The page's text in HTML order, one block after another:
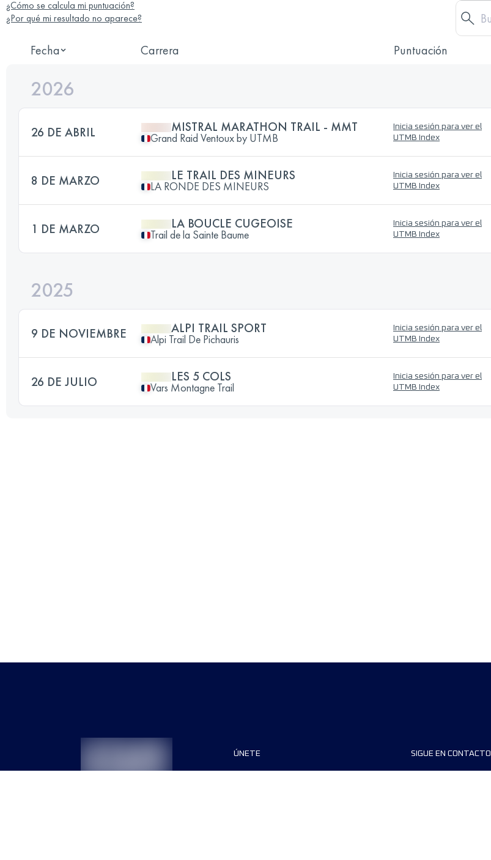
¿Cómo se calcula mi puntuación?
¿Por qué mi resultado no aparece?
Fecha Carrera Puntuación
2026
26 DE ABRIL MISTRAL MARATHON TRAIL - MMT
Grand Raid Ventoux by UTMB
Inicia sesión para ver el
UTMB Index
8 DE MARZO LE TRAIL DES MINEURS
LA RONDE DES MINEURS
Inicia sesión para ver el
UTMB Index
1 DE MARZO LA BOUCLE CUGEOISE
Trail de la Sainte Baume
Inicia sesión para ver el
UTMB Index
2025
9 DE NOVIEMBRE ALPI TRAIL SPORT
Alpi Trail De Pichauris
Inicia sesión para ver el
UTMB Index
26 DE JULIO LES 5 COLS
Vars Montagne Trail
Inicia sesión para ver el
UTMB Index
ÚNETE SIGUE EN CONTACTO